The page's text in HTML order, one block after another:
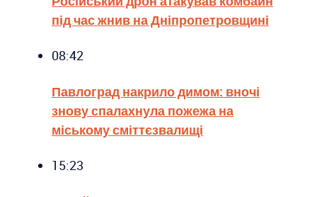
під час жнив на Дніпропетровщині
08:42
Павлоград накрило димом: вночі
знову спалахнула пожежа на
міському сміттєзвалищі
15:23